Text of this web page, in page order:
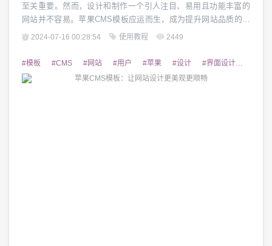
至关重要。然而，设计和制作一个引人注目、易用且功能丰富的
网站并不容易。苹果CMS模板应运而生，成为提升网站品质的最
佳选择。 1. 强大的功能和灵活性 苹果CMS模板具备强大而灵活
站还是电子商务平台，都可以通过该模板实现所需的功能。其自
定义界面和插件系统，使网站管理员能够根...
2024-07-16 00:28:54 使用教程 2449
#模板 #CMS #网站 #用户 #苹果 #设计 #界面设计